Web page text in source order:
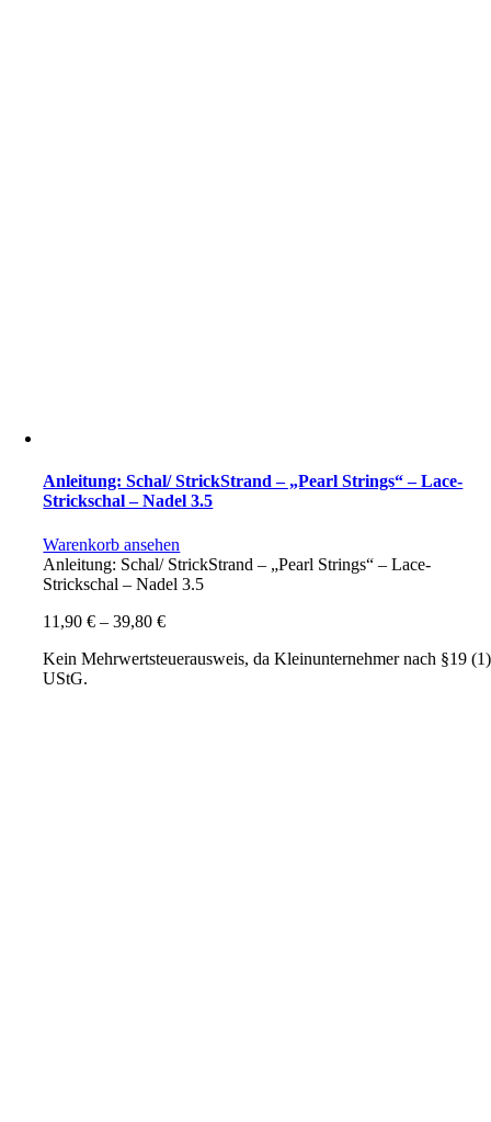
Anleitung: Schal/ StrickStrand – „Pearl Strings“ – Lace-
Strickschal – Nadel 3.5
Warenkorb ansehen
Anleitung: Schal/ StrickStrand – „Pearl Strings“ – Lace-
Strickschal – Nadel 3.5
11,90€ –39,80€
Kein Mehrwertsteuerausweis, da Kleinunternehmer nach §19 (1)
UStG.